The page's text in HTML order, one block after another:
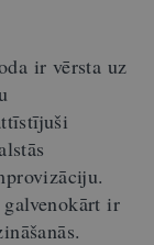
ir vērsta uz
ir